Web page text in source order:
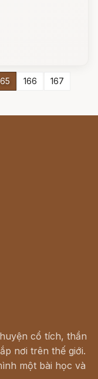
166
167
cổ tích, thần
nơi trên thế giới.
một bài học và